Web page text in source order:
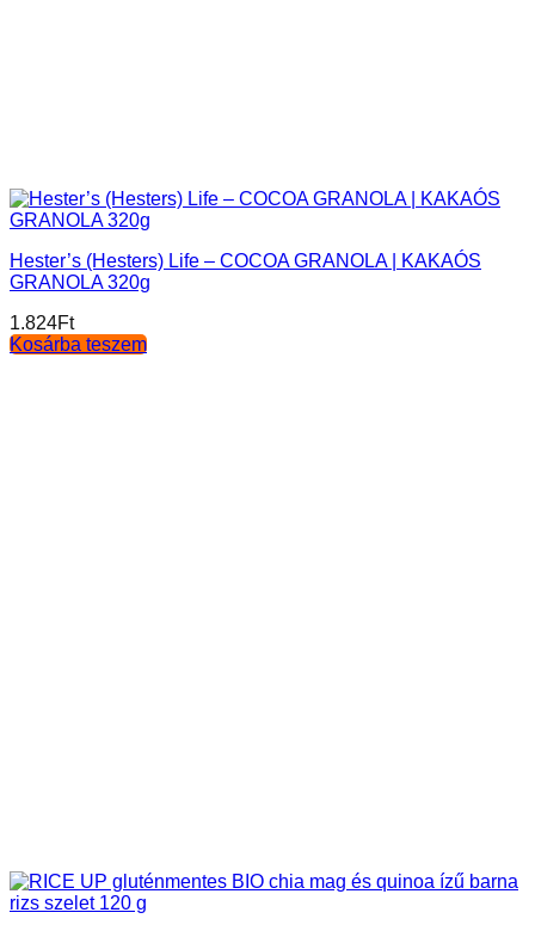
Hester’s (Hesters) Life – COCOA GRANOLA | KAKAÓS
GRANOLA 320g
1.824Ft
Kosárba teszem